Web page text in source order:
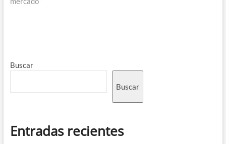
Buscar
Buscar
Entradas recientes